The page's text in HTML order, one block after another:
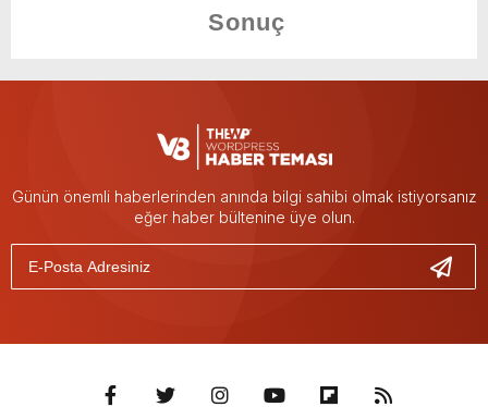
Günün önemli haberlerinden anında bilgi sahibi olmak istiyorsanız
eğer haber bültenine üye olun.